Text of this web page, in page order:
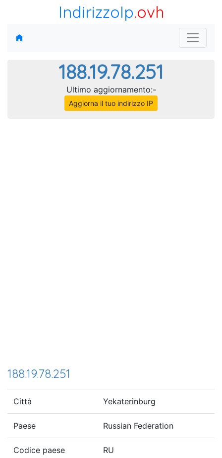
IndirizzoIp.ovh
188.19.78.251
Ultimo aggiornamento:-
Aggiorna il tuo indirizzo IP
188.19.78.251
Città Yekaterinburg
Paese Russian Federation
Codice paese RU